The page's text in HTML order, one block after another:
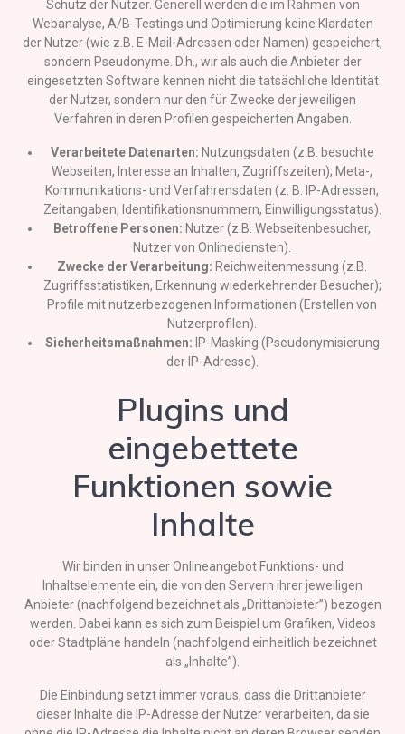
Schutz der Nutzer. Generell werden die im Rahmen von
Webanalyse, A/B-Testings und Optimierung keine Klardaten
der Nutzer (wie z.B. E-Mail-Adressen oder Namen) gespeichert,
sondern Pseudonyme. D.h., wir als auch die Anbieter der
eingesetzten Software kennen nicht die tatsächliche Identität
der Nutzer, sondern nur den für Zwecke der jeweiligen
Verfahren in deren Profilen gespeicherten Angaben.
Verarbeitete Datenarten: Nutzungsdaten (z.B. besuchte
Webseiten, Interesse an Inhalten, Zugriffszeiten); Meta-,
Kommunikations- und Verfahrensdaten (z. B. IP-Adressen,
Zeitangaben, Identifikationsnummern, Einwilligungsstatus).
Betroffene Personen: Nutzer (z.B. Webseitenbesucher,
Nutzer von Onlinediensten).
Zwecke der Verarbeitung: Reichweitenmessung (z.B.
Zugriffsstatistiken, Erkennung wiederkehrender Besucher);
Profile mit nutzerbezogenen Informationen (Erstellen von
Nutzerprofilen).
Sicherheitsmaßnahmen: IP-Masking (Pseudonymisierung
der IP-Adresse).
Plugins und
eingebettete
Funktionen sowie
Inhalte
Wir binden in unser Onlineangebot Funktions- und
Inhaltselemente ein, die von den Servern ihrer jeweiligen
Anbieter (nachfolgend bezeichnet als „Drittanbieter”) bezogen
werden. Dabei kann es sich zum Beispiel um Grafiken, Videos
oder Stadtpläne handeln (nachfolgend einheitlich bezeichnet
als „Inhalte”).
Die Einbindung setzt immer voraus, dass die Drittanbieter
dieser Inhalte die IP-Adresse der Nutzer verarbeiten, da sie